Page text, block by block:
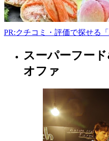
PR:クチコミ・評価で探せる
大
阪
府
スーパーフー
オファ